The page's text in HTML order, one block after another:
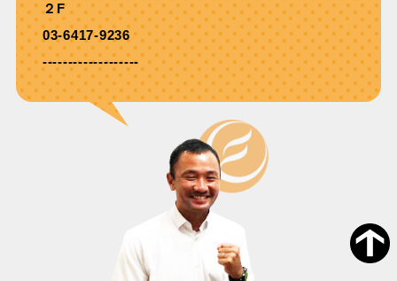
２F
03-6417-9236
-------------------